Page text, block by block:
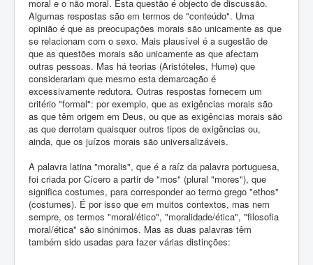
moral e o não moral. Esta questão é objecto de discussão.
Algumas respostas são em termos de "conteúdo". Uma
opinião é que as preocupações morais são unicamente as que
se relacionam com o sexo. Mais plausível é a sugestão de
que as questões morais são unicamente as que afectam
outras pessoas. Mas há teorias (Aristóteles, Hume) que
considerariam que mesmo esta demarcação é
excessivamente redutora. Outras respostas fornecem um
critério "formal": por exemplo, que as exigências morais são
as que têm origem em Deus, ou que as exigências morais são
as que derrotam quaisquer outros tipos de exigências ou,
ainda, que os juízos morais são universalizáveis.
A palavra latina "moralis", que é a raíz da palavra portuguesa,
foi criada por Cícero a partir de "mos" (plural "mores"), que
significa costumes, para corresponder ao termo grego "ethos"
(costumes). É por isso que em muitos contextos, mas nem
sempre, os termos "moral/ético", "moralidade/ética", "filosofia
moral/ética" são sinónimos. Mas as duas palavras têm
também sido usadas para fazer várias distinções: